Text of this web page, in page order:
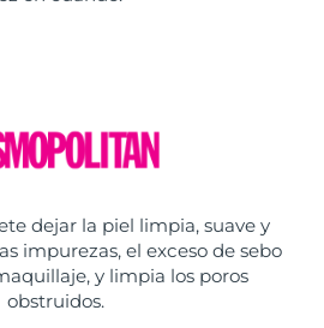
dejar la piel limpia, suave y
impurezas, el exceso de sebo
y limpia los poros
obstruidos.